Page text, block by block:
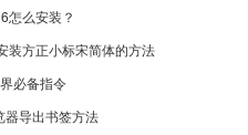
怎么安装？
装方正小标宋简体的方法
必备指令
器导出书签方法